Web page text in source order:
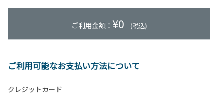
ご利用金額： ¥0 (税込)
ご利用可能なお支払い方法について
クレジットカード